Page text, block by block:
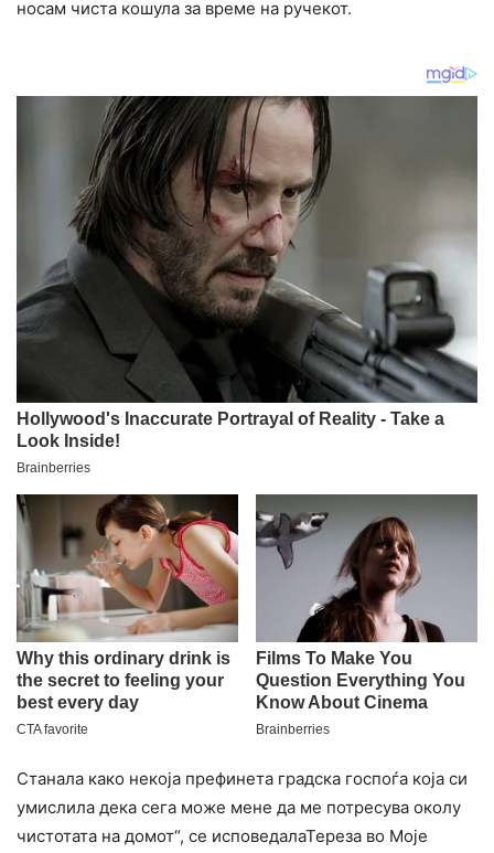
носам чиста кошула за време на ручекот.
Станала како некоја префинета градска госпоѓа која си
умислила дека сега може мене да ме потресува околу
чистотата на домот“, се исповедалаТереза ​​во Moje